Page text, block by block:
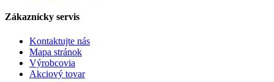
Zákaznícky servis
Kontaktujte nás
Mapa stránok
Výrobcovia
Akciový tovar